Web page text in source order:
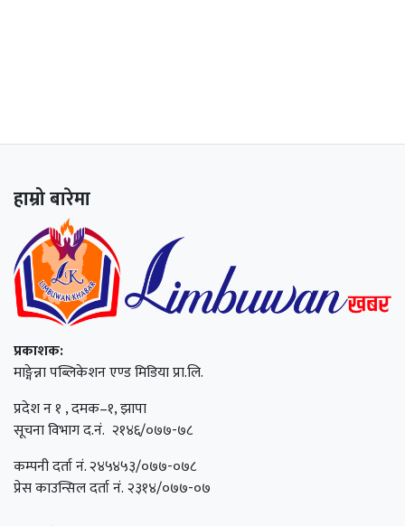
हाम्रो बारेमा
प्रकाशक:
माङ्गेन्ना पब्लिकेशन एण्ड मिडिया प्रा.लि.
प्रदेश न १ , दमक–१, झापा
सूचना विभाग द.नं. २१४६/०७७-७८
कम्पनी दर्ता नं. २४५४५३/०७७-०७८
प्रेस काउन्सिल दर्ता नं. २३१४/०७७-०७